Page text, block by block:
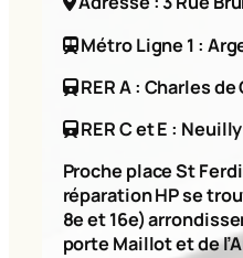
Métro Ligne 1 :
RER A : Charles
RER C et E :
Proche place St
réparation HP se
8e et 16e)
porte Maillot et de